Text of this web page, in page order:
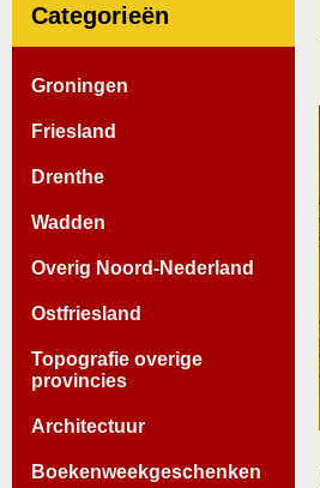
Categorieën
Groningen
Friesland
Drenthe
Wadden
Overig Noord-Nederland
Ostfriesland
Topografie overige
provincies
Architectuur
Boekenweekgeschenken